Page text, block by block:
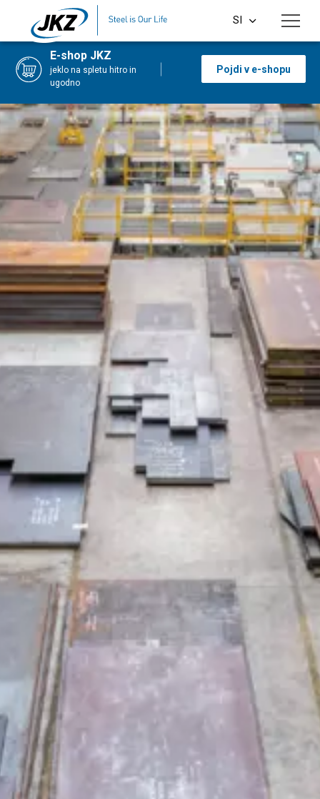
Skip to main content
EN
DE
PL
SI
HU
E-shop JKZ
jeklo na spletu hitro in
ugodno
Pojdi v e-shopu